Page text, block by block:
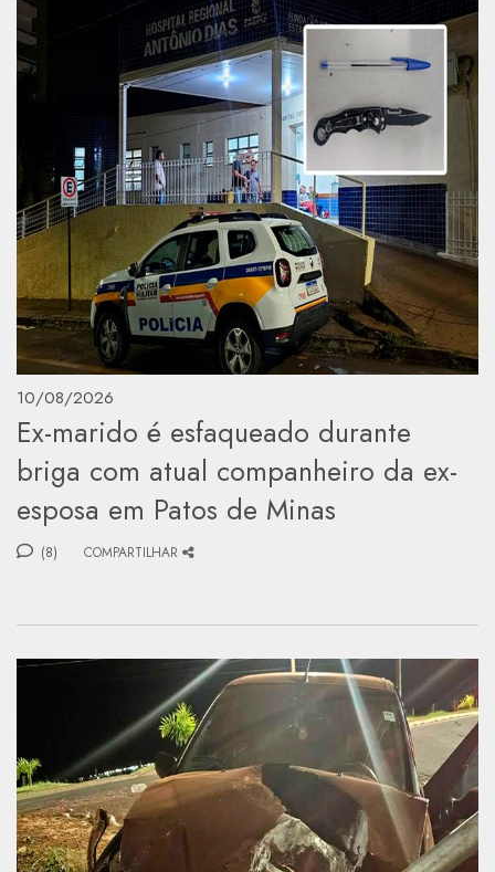
10/08/2026
Ex-marido é esfaqueado durante
briga com atual companheiro da ex-
esposa em Patos de Minas
(8) COMPARTILHAR